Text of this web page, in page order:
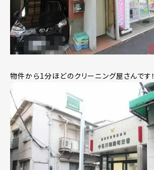
物件から1分ほどのクリーニング屋さんです！